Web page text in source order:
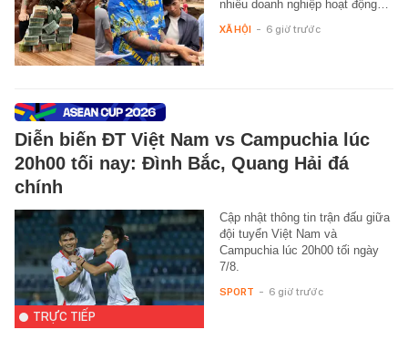
nhiều doanh nghiệp hoạt động…
XÃ HỘI - 6 giờ trước
Diễn biến ĐT Việt Nam vs Campuchia lúc
20h00 tối nay: Đình Bắc, Quang Hải đá
chính
TRỰC TIẾP
Cập nhật thông tin trận đấu giữa
đội tuyển Việt Nam và
Campuchia lúc 20h00 tối ngày
7/8.
SPORT - 6 giờ trước